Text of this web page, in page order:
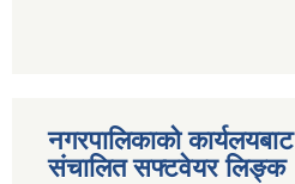
नगरपालिकाको कार्यलयबाट
संचालित सफ्टवेयर लिङ्क